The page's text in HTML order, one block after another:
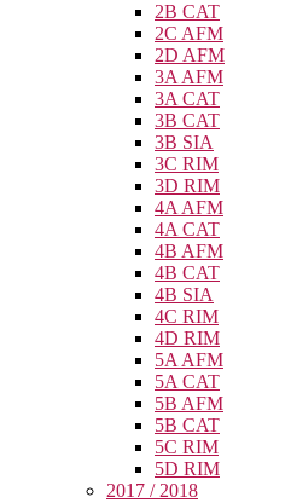
2B CAT
2C AFM
2D AFM
3A AFM
3A CAT
3B CAT
3B SIA
3C RIM
3D RIM
4A AFM
4A CAT
4B AFM
4B CAT
4B SIA
4C RIM
4D RIM
5A AFM
5A CAT
5B AFM
5B CAT
5C RIM
5D RIM
2017 / 2018